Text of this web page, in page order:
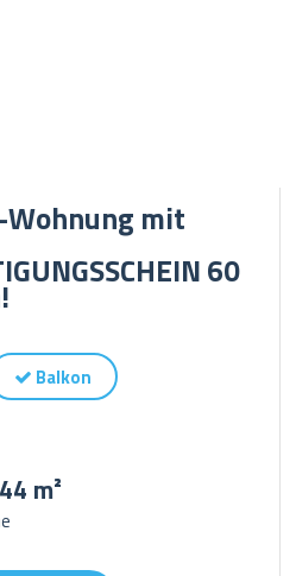
mit
60
Balkon
m²